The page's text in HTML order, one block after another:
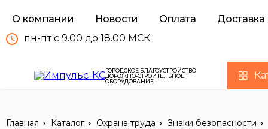
О компании Новости Оплата
Доставка
пн-пт с 9.00 до 18.00 МСК
ГОРОДСКОЕ БЛАГОУСТРОЙСТВО
ДОРОЖНО-СТРОИТЕЛЬНОЕ
ОБОРУДОВАНИЕ
Главная Каталог Охрана труда Знаки безопасности